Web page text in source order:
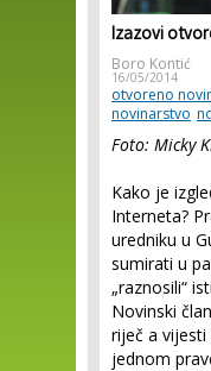
Izazovi
Boro Kontić
16/05/2014
otvoreno
novinarstvo
Foto: Micky
Kako je
Interneta?
uredniku u
sumirati u
„raznosili“
Novinski
riječ a
jednom